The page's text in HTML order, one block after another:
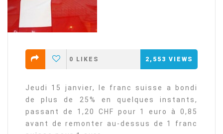
0 LIKES 2,553 VIEWS
Jeudi 15 janvier, le franc suisse a bondi
de plus de 25% en quelques instants,
passant de 1,20 CHF pour 1 euro à 0,85
avant de remonter au-dessus de 1 franc